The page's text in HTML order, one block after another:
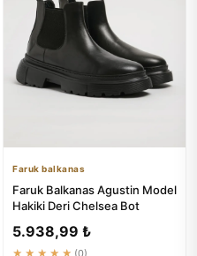
Faruk balkanas
Faruk Balkanas Agustin Model
Hakiki Deri Chelsea Bot
5.938,99 ₺
★★★★★ (0)